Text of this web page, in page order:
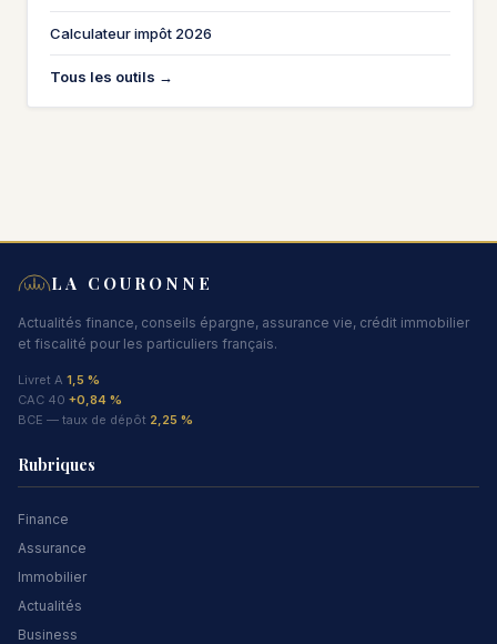
Calculateur impôt 2026
Tous les outils →
LA COURONNE
Actualités finance, conseils épargne, assurance vie, crédit immobilier
et fiscalité pour les particuliers français.
Livret A 1,5 %
CAC 40 +0,84 %
BCE — taux de dépôt 2,25 %
Rubriques
Finance
Assurance
Immobilier
Actualités
Business